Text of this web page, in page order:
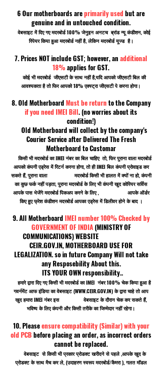
6 Our motherboards areprimarily used but are
genuine and in untouched condition.
वेबसाइट में दिए गए मदरबोर्ड 100% जेनुइन अनटच ब्रांड न्यू कंडीशन, कोई
रिपेयर किया हुआ मदरबोर्ड नहीं है, लेकिन मदरबोर्ड यूज्ड है।
7. Prices NOT include GST; however, an additional
18%applies for GST.
कोई भी मदरबोर्ड जीएसटी के साथ नहीं है,यदि आपको जीएसटी बिल की
आवश्यकता है तो फिर आपको 18% एक्स्ट्रा जीएसटी पे करना होगा।
8. Old Motherboard Must be return to the Company
if you need IMEI Bill. (no worries about its
condition!)
Old Motherboard will collect by the company's
Courier Service after Delivered The Fresh
Motherboard to Customar
किसी भी मदरबोर्ड का IMEI नंबर का बिल चाहिए तो, फिर पुराना वाला मदरबोर्ड
आपको कंपनी एड्रेस में रिटर्न करना होगा, तो ही IMEI बिल कंपनी प्रोवाइड कर
सकते हैं, पुराना वाला मदरबोर्ड किसी भी हालत में क्यों ना हो, कंपनी
का कुछ फर्क नहीं पड़ता, पुराना मदरबोर्ड के लिए भी कंपनी खुद कोरियर सर्विस
आपके पास भेजेंगे मदरबोर्ड पिकअप करने के लिए , आपके ऑर्डर
किए हुए फ्रेश कंडीशन मदरबोर्ड आपका एड्रेस में डिलीवर होने के बाद ।
9. All Motherboard IMEI number 100% Checked by
GOVERNMENT OF INDIA(MINISTRY OF
COMMUNICATIONS) WEBSITE
CEIR.GOV.IN, MOTHERBOARD USE FOR
LEGALIZATION. so in future Company Will not take
any Resposebility About this.
ITS YOUR OWN responsibility..
हमारे द्वारा दिए गए किसी भी मदरबोर्ड का IMEI नंबर 100% चेक किया हुआ है
गवर्नमेंट आफ इंडिया का वेबसाइट (WWW.CEIR.GOV.IN) के द्वारा चाहे तो आप
खुद हमारा IMEI नंबर इस वेबसाइट के दौरान चेक कर सकते हैं,
भविष्य के लिए कंपनी और किसी तरीके का जिम्मेदार नहीं रहेगा।
10. Pleaseensure compatibility (Similar) with your
old PCBbefore placing an order, as incorrect orders
cannot be replaced.
वेबसाइट से किसी भी प्रकार प्रोडक्ट खरीदने से पहले ,आपके खुद के
प्रोडक्ट के साथ मैच कर ले, (उदाहरण स्वरूप मदरबोर्ड/कैमरा ), गलत मॉडल